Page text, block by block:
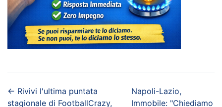
← Rivivi l'ultima puntata
stagionale di FootballCrazy,
Napoli-Lazio,
Immobile: "Chiediamo